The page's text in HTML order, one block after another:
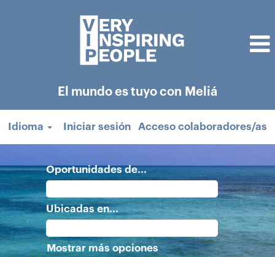
El mundo es tuyo con Meliá
Idioma Iniciar sesión Acceso colaboradores/as
Oportunidades de...
Ubicadas en...
Mostrar más opciones